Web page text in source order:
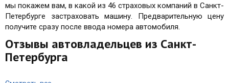
мы покажем вам, в какой из 46 страховых компаний в Санкт-
Петербурге застраховать машину. Предварительную цену
получите сразу после ввода номера автомобиля.
Отзывы автовладельцев из Санкт-
Петербурга